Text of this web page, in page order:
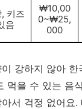
키즈
음
₩10,00
0~₩25,
000
강하지 않아
먹을 수 있는 음
서 걱정 없어요.